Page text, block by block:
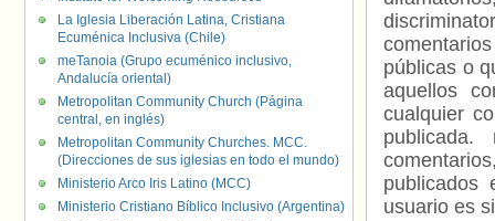
públicas o
aquellos
cualquier
usuario es
La Iglesia Liberación Latina, Cristiana
Ecuménica Inclusiva (Chile)
meTanoia (Grupo ecuménico inclusivo,
Andalucía oriental)
Metropolitan Community Church (Página
central, en inglés)
Metropolitan Community Churches. MCC.
(Direcciones de sus iglesias en todo el mundo)
Ministerio Arco Iris Latino (MCC)
Ministerio Cristiano Bíblico Inclusivo (Argentina)